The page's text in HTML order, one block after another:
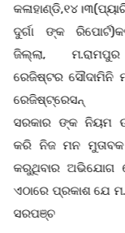
କରି ବ୍ୟବସାୟ
ସମ୍ପର୍କରେ
ସୂଚନା ପାଇ
ବନଖଣ୍ଡ ଅଧୀନ
ବନ କର୍ମଚାରୀ
ସେକ୍ସନ ଅଧୀନ